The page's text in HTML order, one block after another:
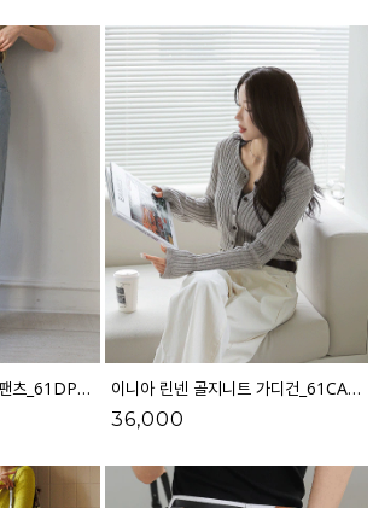
디에르 스트레이트 데님팬츠_61DP1493
이니아 린넨 골지니트 가디건_61CA2209
36,000